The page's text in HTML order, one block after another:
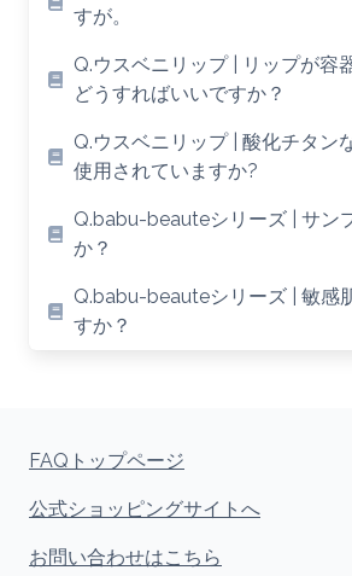
すが。
Q.ウスベニリップ | リップが容
どうすればいいですか？
Q.ウスベニリップ | 酸化チタン
使用されていますか?
Q.babu-beauteシリーズ | サン
か？
Q.babu-beauteシリーズ | 敏感
すか？
FAQトップページ
公式ショッピングサイトへ
お問い合わせはこちら